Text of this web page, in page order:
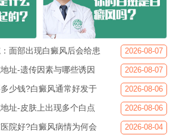
面部出现白癜风后会给患 2026-08-07
址-遗传因素与哪些诱因 2026-08-07
少钱?白癜风通常好发于 2026-08-06
址-皮肤上出现多个白点 2026-08-06
院好?白癜风病情为何会 2026-08-04